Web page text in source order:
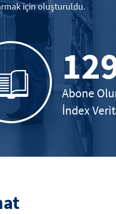
için oluşturuldu.
Abone
İndex